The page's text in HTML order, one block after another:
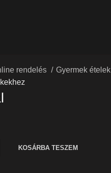
rendelés Gyermek ételek
KOSÁRBA TESZEM